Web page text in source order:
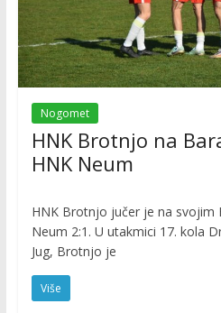
Nogomet
HNK Brotnjo na
HNK Neum
HNK Brotnjo jučer je na svojim
Neum 2:1. U utakmici 17. kola
Jug, Brotnjo je
Više